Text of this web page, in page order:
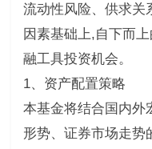
流动性风险、供求关
因素基础上,自下而
融工具投资机会。
1、资产配置策略
本基金将结合国内外
形势、证券市场走势